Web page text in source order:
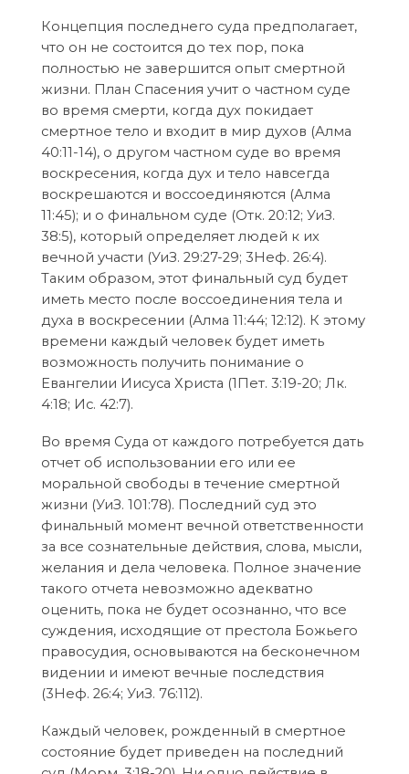
Концепция последнего суда предполагает,
что он не состоится до тех пор, пока
полностью не завершится опыт смертной
жизни. План Спасения учит о частном суде
во время смерти, когда дух покидает
смертное тело и входит в мир духов (Алма
40:11-14), о другом частном суде во время
воскресения, когда дух и тело навсегда
воскрешаются и воссоединяются (Алма
11:45); и о финальном суде (Отк. 20:12; УиЗ.
38:5), который определяет людей к их
вечной участи (УиЗ. 29:27-29; 3Неф. 26:4).
Таким образом, этот финальный суд будет
иметь место после воссоединения тела и
духа в воскресении (Алма 11:44; 12:12). К этому
времени каждый человек будет иметь
возможность получить понимание о
Евангелии Иисуса Христа (1Пет. 3:19-20; Лк.
4:18; Ис. 42:7).
Во время Суда от каждого потребуется дать
отчет об использовании его или ее
моральной свободы в течение смертной
жизни (УиЗ. 101:78). Последний суд это
финальный момент вечной ответственности
за все сознательные действия, слова, мысли,
желания и дела человека. Полное значение
такого отчета невозможно адекватно
оценить, пока не будет осознанно, что все
суждения, исходящие от престола Божьего
правосудия, основываются на бесконечном
видении и имеют вечные последствия
(3Неф. 26:4; УиЗ. 76:112).
Каждый человек, рожденный в смертное
состояние будет приведен на последний